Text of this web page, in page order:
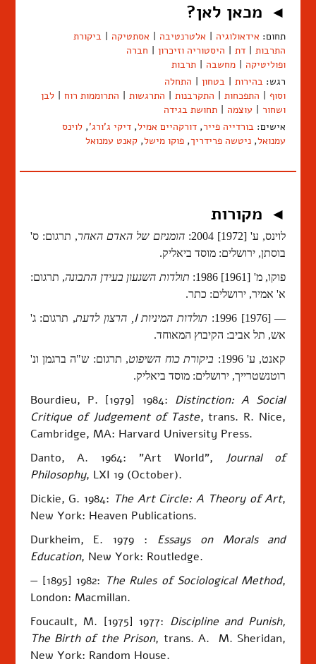
◄ מכאן לאן?
תחום: אידאולוגיה | אלטרנטיבה | אסתטיקה | ביקורת
התרבות | דת | היסטוריה וזיכרון | חברה
ופוליטיקה | מחשבה | תרבות
רגש: בהירות | בטחון | התחלה
וסוף | התפכחות | התקרבנות | התרגשות | התרוממות רוח | לבן
ושחור | עוצמה | תחושת בגידה
אישים: בורדייה פייר, דורקהיים אמיל, דיקי ג'ורג', לוינס
עמנואל, ניטשה פרידריך, פוקו מישל, קאנט עמנואל
◄ מקורות
לוינס, ע' [1972] 2004: הומניזם של האדם האחר, תרגום: ס'
בוסתן, ירושלים: מוסד ביאליק.
פוקו, מ' [1961] 1986:
תולדות השגעון בעידן התבונה, תרגום:
א' אמיר, ירושלים: כתר.
— [1976] 1996:
תולדות המיניותI , הרצון לדעת, תרגום: ג'
אש, תל אביב: הקיבוץ המאוחד.
קאנט, ע' 1996:
ביקורת כוח השיפוט, תרגום: ש"ה ברגמן ונ'
רוטנשטרייך, ירושלים: מוסד ביאליק.
Bourdieu, P. [1979] 1984: Distinction: A Social
Critique of Judgement of Taste, trans. R. Nice,
Cambridge, MA: Harvard University Press.
Danto, A. 1964: "Art World", Journal of
Philosophy, LXI 19 (October).
Dickie, G. 1984: The Art Circle: A Theory of Art,
New York: Heaven Publications.
Durkheim, E. 1979 : Essays on Morals and
Education, New York: Routledge.
— [1895] 1982: The Rules of Sociological Method,
London: Macmillan.
Foucault, M. [1975] 1977: Discipline and Punish,
The Birth of the Prison, trans. A. M. Sheridan,
New York: Random House.